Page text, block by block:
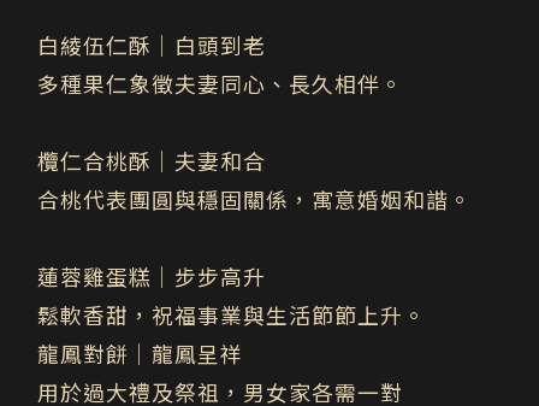
白綾伍仁酥｜白頭到老
多種果仁象徵夫妻同心、長久相伴。
欖仁合桃酥｜夫妻和合
合桃代表團圓與穩固關係，寓意婚姻和諧。
蓮蓉雞蛋糕｜步步高升
鬆軟香甜，祝福事業與生活節節上升。
龍鳳對餅 ｜龍鳳呈祥
用於過大禮及祭祖，男女家各需一對